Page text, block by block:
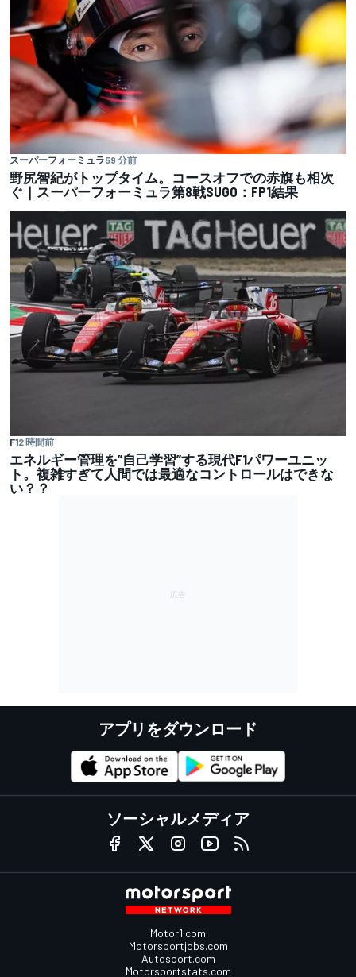
スーパーフォーミュラ59 分前
野尻智紀がトップタイム。コースオフでの赤旗も相次
ぐ｜スーパーフォーミュラ第8戦SUGO：FP1結果
F12 時間前
エネルギー管理を”自己学習”する現代F1パワーユニッ
ト。複雑すぎて人間では最適なコントロールはできな
い？？
アプリをダウンロード
ソーシャルメディア
Motor1.com
Motorsportjobs.com
Autosport.com
Motorsportstats.com